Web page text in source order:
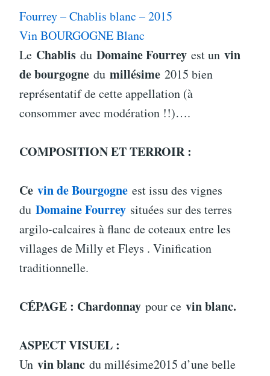
Fourrey – Chablis blanc – 2015
Vin BOURGOGNE Blanc
Le Chablis du Domaine Fourrey est un vin
de bourgogne du millésime 2015 bien
représentatif de cette appellation (à
consommer avec modération !!)….
COMPOSITION ET TERROIR :
Ce vin de Bourgogne est issu des vignes
du Domaine Fourrey situées sur des terres
argilo-calcaires à flanc de coteaux entre les
villages de Milly et Fleys . Vinification
traditionnelle.
CÉPAGE : Chardonnay pour ce vin blanc.
ASPECT VISUEL :
Un vin blanc du millésime2015 d’une belle